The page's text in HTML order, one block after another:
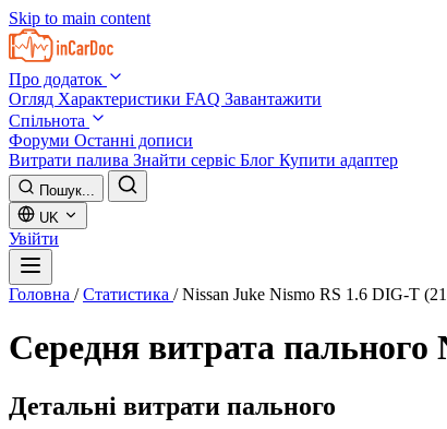
Skip to main content
Про додаток
Огляд Характеристики FAQ Завантажити
Спільнота
Форуми Останні дописи
Витрати палива Знайти сервіс Блог Купити адаптер
Пошук...
UK
Увійти
Головна / Статистика / Nissan Juke Nismo RS 1.6 DIG-T
Середня витрата пального
Детальні витрати пального